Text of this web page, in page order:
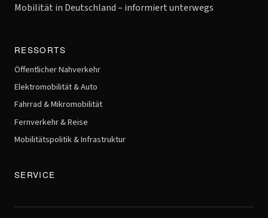
Mobilität in Deutschland – informiert unterwegs
RESSORTS
Öffentlicher Nahverkehr
Elektromobilität & Auto
Fahrrad & Mikromobilität
Fernverkehr & Reise
Mobilitätspolitik & Infrastruktur
SERVICE